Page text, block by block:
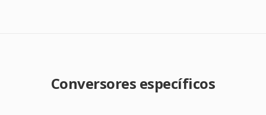
Conversores específicos